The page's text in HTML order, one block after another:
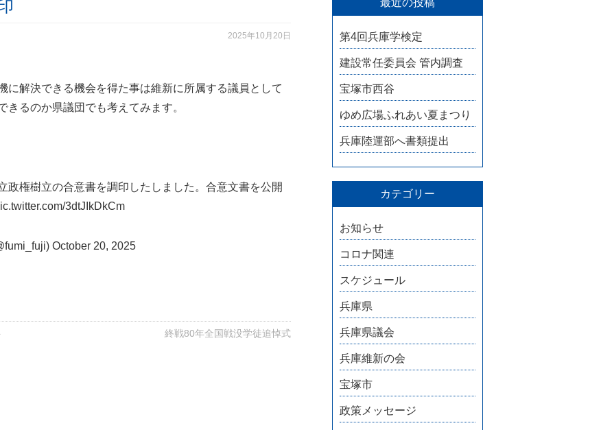
2025年10月20日
に解決できる機会を得た事は維新に所属する議員として
るのか県議団でも考えてみます。
政権樹立の合意書を調印したしました。合意文書を公開
3dtJIkDkCm
October 20, 2025
終戦80年全国戦没学徒追悼式
最近の投稿
第4回兵庫学検定
建設常任委員会 管内調査
宝塚市西谷
ゆめ広場ふれあい夏まつり
兵庫陸運部へ書類提出
カテゴリー
お知らせ
コロナ関連
スケジュール
兵庫県
兵庫県議会
兵庫維新の会
宝塚市
政策メッセージ